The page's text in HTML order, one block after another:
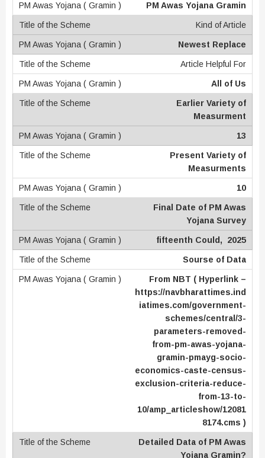
PM Awas Yojana Gramin
Kind of Article
Newest Replace
Article Helpful For
All of Us
Earlier Variety of
Measurment
13
Present Variety of
Measurments
10
Final Date of PM Awas
Yojana Survey
fifteenth Could, 2025
Sourse of Data
From NBT ( Hyperlink –
https://navbharattimes.ind
iatimes.com/government-
schemes/central/3-
parameters-removed-
from-pm-awas-yojana-
gramin-pmayg-socio-
economics-caste-census-
exclusion-criteria-reduce-
from-13-to-
10/amp_articleshow/12081
8174.cms )
Detailed Data of PM Awas
Yojana Gramin?